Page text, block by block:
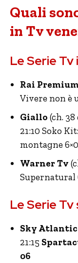
Quali
in Tv
Le Serie Tv
Rai
Vivere non è
Giallo (ch.
21:10 Soko
montagne
Warner Tv
Supernatural
Le Serie Tv
Sky Atlantic
21:15
06